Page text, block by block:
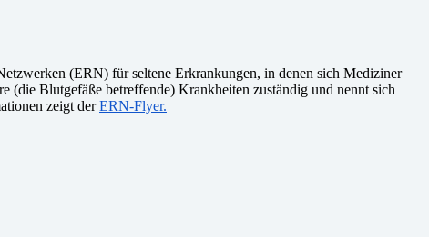
(ERN) für seltene Erkrankungen, in denen sich Mediziner
(die Blutgefäße betreffende) Krankheiten zuständig und nennt sich
zeigt derERN-Flyer.